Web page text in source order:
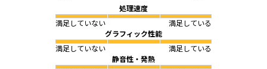
処理速度
満足していない
満足している
グラフィック性能
満足していない
満足している
静音性・発熱